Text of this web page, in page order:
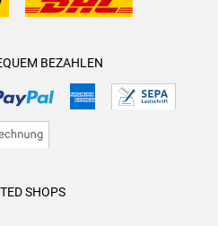
BEZAHLEN
SHOPS